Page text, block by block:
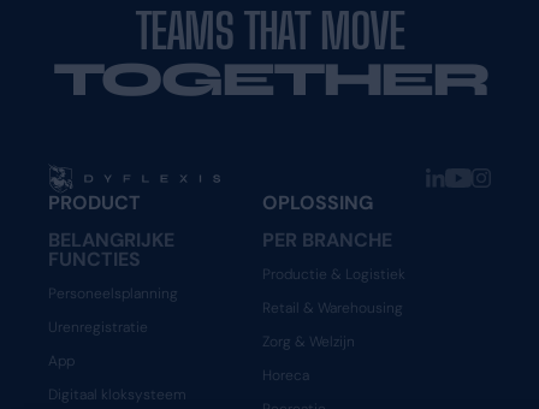
TEAMS THAT MOVE
TOGETHER
PRODUCT
BELANGRIJKE
FUNCTIES
Personeelsplanning
Urenregistratie
App
Digitaal kloksysteem
OPLOSSING
PER BRANCHE
Productie & Logistiek
Retail & Warehousing
Zorg & Welzijn
Horeca